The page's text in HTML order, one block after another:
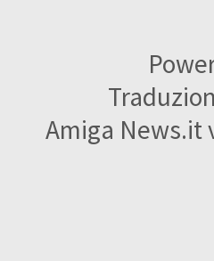
Amiga News.it